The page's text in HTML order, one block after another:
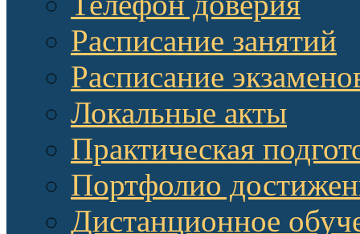
Расписание занятий
Расписание
Локальные акты
Практическая
Портфолио
Дистанционное